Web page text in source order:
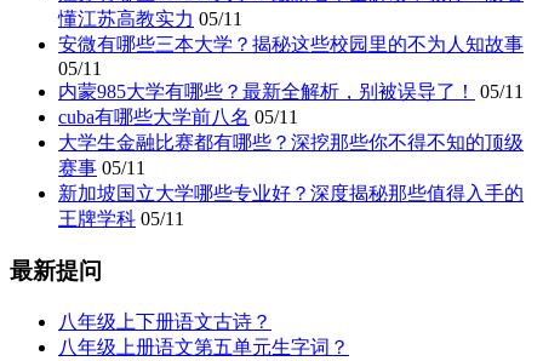
懂江苏高教实力 05/11
安微有哪些三本大学？揭秘这些校园里的不为人知故事
05/11
内蒙985大学有哪些？最新全解析，别被误导了！
05/11
cuba有哪些大学前八名 05/11
大学生金融比赛都有哪些？深挖那些你不得不知的顶级
赛事 05/11
新加坡国立大学哪些专业好？深度揭秘那些值得入手的
王牌学科 05/11
最新提问
八年级上下册语文古诗？
八年级上册语文第五单元生字词？